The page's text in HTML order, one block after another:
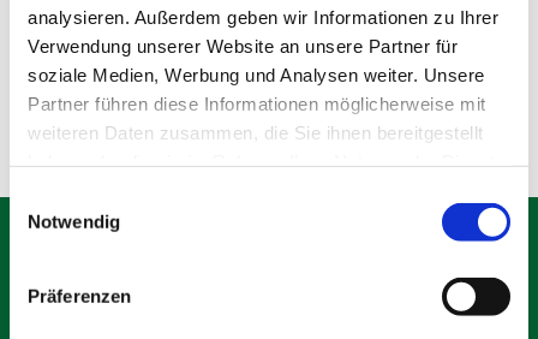
analysieren. Außerdem geben wir Informationen zu Ihrer
Verwendung unserer Website an unsere Partner für
soziale Medien, Werbung und Analysen weiter. Unsere
Partner führen diese Informationen möglicherweise mit
weiteren Daten zusammen, die Sie ihnen bereitgestellt
Einwilligungsauswahl
Notwendig
Präferenzen
Produktdetails